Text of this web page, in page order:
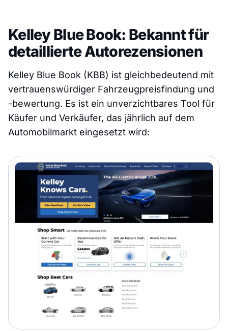
Kelley Blue Book: Bekannt für
detaillierte Autorezensionen
Kelley Blue Book (KBB) ist gleichbedeutend mit
vertrauenswürdiger Fahrzeugpreisfindung und
-bewertung. Es ist ein unverzichtbares Tool für
Käufer und Verkäufer, das jährlich auf dem
Automobilmarkt eingesetzt wird: